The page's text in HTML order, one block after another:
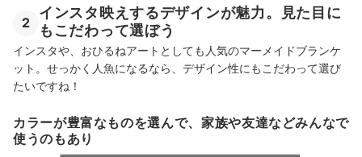
2
インスタ映えするデザインが魅力。見た目に
もこだわって選ぼう
インスタや、おひるねアートとしても人気のマーメイドブランケ
ット。せっかく人魚になるなら、デザイン性にもこだわって選び
たいですね！
カラーが豊富なものを選んで、家族や友達などみんなで
使うのもあり